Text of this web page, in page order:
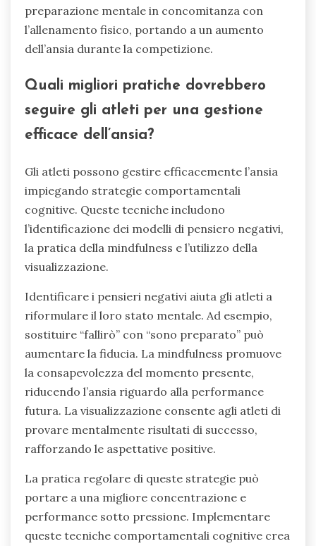
preparazione mentale in concomitanza con
l’allenamento fisico, portando a un aumento
dell’ansia durante la competizione.
Quali migliori pratiche dovrebbero
seguire gli atleti per una gestione
efficace dell’ansia?
Gli atleti possono gestire efficacemente l’ansia
impiegando strategie comportamentali
cognitive. Queste tecniche includono
l’identificazione dei modelli di pensiero negativi,
la pratica della mindfulness e l’utilizzo della
visualizzazione.
Identificare i pensieri negativi aiuta gli atleti a
riformulare il loro stato mentale. Ad esempio,
sostituire “fallirò” con “sono preparato” può
aumentare la fiducia. La mindfulness promuove
la consapevolezza del momento presente,
riducendo l’ansia riguardo alla performance
futura. La visualizzazione consente agli atleti di
provare mentalmente risultati di successo,
rafforzando le aspettative positive.
La pratica regolare di queste strategie può
portare a una migliore concentrazione e
performance sotto pressione. Implementare
queste tecniche comportamentali cognitive crea